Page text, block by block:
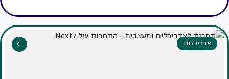
אדריכלות